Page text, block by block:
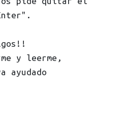
y leerme,
ayudado